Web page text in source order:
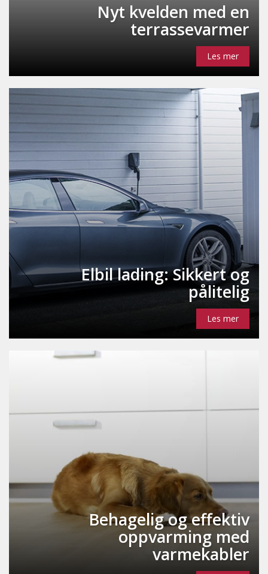
Nyt kvelden med en
terrassevarmer
Les mer
Elbil lading: Sikkert og
pålitelig
Les mer
Behagelig og effektiv
oppvarming med
varmekabler